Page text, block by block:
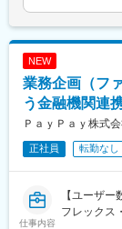
から公共
NEW
業務企画（フ
う金融機関連
ＰａｙＰａｙ株式
正社員 転勤なし
仕事内容
【ユーザ
フレックス